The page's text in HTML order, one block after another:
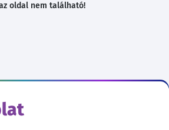
oldal nem található!